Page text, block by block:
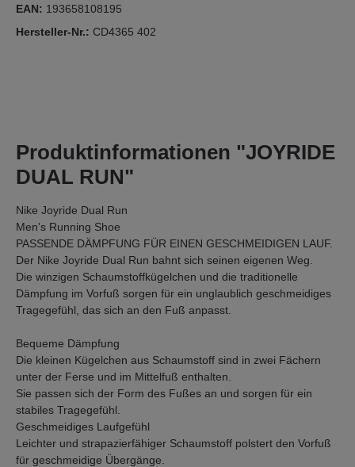
EAN: 193658108195
Hersteller-Nr.: CD4365 402
Produktinformationen "JOYRIDE
DUAL RUN"
Nike Joyride Dual Run
Men's Running Shoe
PASSENDE DÄMPFUNG FÜR EINEN GESCHMEIDIGEN LAUF.
Der Nike Joyride Dual Run bahnt sich seinen eigenen Weg.
Die winzigen Schaumstoffkügelchen und die traditionelle
Dämpfung im Vorfuß sorgen für ein unglaublich geschmeidiges
Tragegefühl, das sich an den Fuß anpasst.
Bequeme Dämpfung
Die kleinen Kügelchen aus Schaumstoff sind in zwei Fächern
unter der Ferse und im Mittelfuß enthalten.
Sie passen sich der Form des Fußes an und sorgen für ein
stabiles Tragegefühl.
Geschmeidiges Laufgefühl
Leichter und strapazierfähiger Schaumstoff polstert den Vorfuß
für geschmeidige Übergänge.